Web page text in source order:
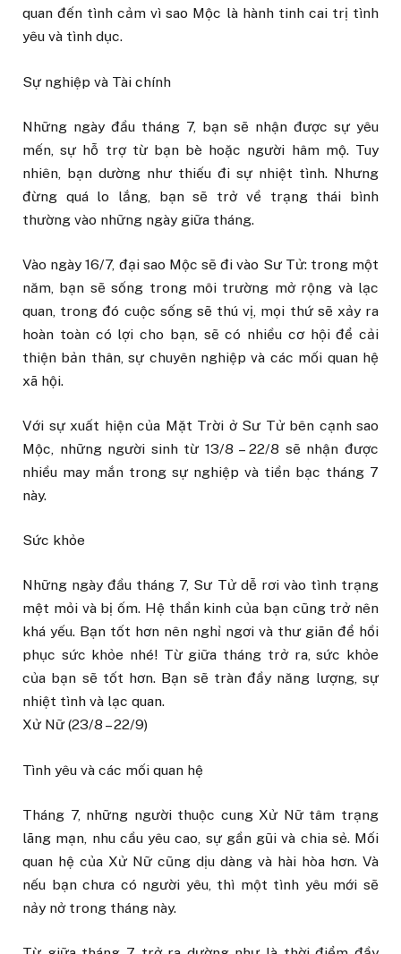
quan đến tình cảm vì sao Mộc là hành tinh cai trị tình
yêu và tình dục.
Sự nghiệp và Tài chính
Những ngày đầu tháng 7, bạn sẽ nhận được sự yêu
mến, sự hỗ trợ từ bạn bè hoặc người hâm mộ. Tuy
nhiên, bạn dường như thiếu đi sự nhiệt tình. Nhưng
đừng quá lo lắng, bạn sẽ trở về trạng thái bình
thường vào những ngày giữa tháng.
Vào ngày 16/7, đại sao Mộc sẽ đi vào Sư Tử: trong một
năm, bạn sẽ sống trong môi trường mở rộng và lạc
quan, trong đó cuộc sống sẽ thú vị, mọi thứ sẽ xảy ra
hoàn toàn có lợi cho bạn, sẽ có nhiều cơ hội để cải
thiện bản thân, sự chuyên nghiệp và các mối quan hệ
xã hội.
Với sự xuất hiện của Mặt Trời ở Sư Tử bên cạnh sao
Mộc, những người sinh từ 13/8 – 22/8 sẽ nhận được
nhiều may mắn trong sự nghiệp và tiền bạc tháng 7
này.
Sức khỏe
Những ngày đầu tháng 7, Sư Tử dễ rơi vào tình trạng
mệt mỏi và bị ốm. Hệ thần kinh của bạn cũng trở nên
khá yếu. Bạn tốt hơn nên nghỉ ngơi và thư giãn để hồi
phục sức khỏe nhé! Từ giữa tháng trở ra, sức khỏe
của bạn sẽ tốt hơn. Bạn sẽ tràn đầy năng lượng, sự
nhiệt tình và lạc quan.
Xử Nữ (23/8 – 22/9)
Tình yêu và các mối quan hệ
Tháng 7, những người thuộc cung Xử Nữ tâm trạng
lãng mạn, nhu cầu yêu cao, sự gần gũi và chia sẻ. Mối
quan hệ của Xử Nữ cũng dịu dàng và hài hòa hơn. Và
nếu bạn chưa có người yêu, thì một tình yêu mới sẽ
nảy nở trong tháng này.